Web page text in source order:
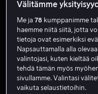
Hammaskeiju
5.2 Perhe-elokuva
Välitämme
Me ja78 kumppanimme
haemme niitä siitä, jotta
tietoja ovat esimerkiksi
Napsauttamalla alla
valintojasi, kuten kieltää
tehdä tämän myös
sivullamme. Valintasi
vaikuta selaustietoihin.